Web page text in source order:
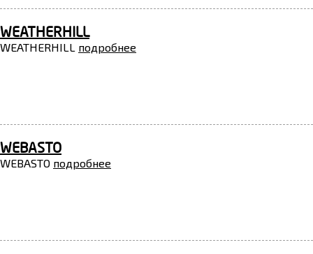
WEATHERHILL
WEATHERHILL подробнее
WEBASTO
WEBASTO подробнее